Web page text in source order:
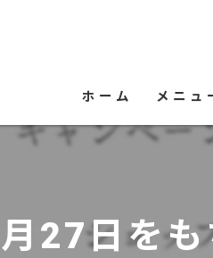
ホーム メニュ
27日を